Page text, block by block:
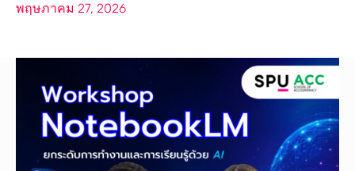
พฤษภาคม 27, 2026